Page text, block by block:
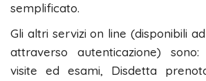
semplificato.
Gli altri servizi on line (disponibili
attraverso autenticazione)
visite ed esami, Disdetta